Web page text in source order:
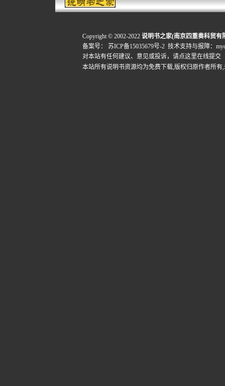
Copyright © 2002-2022 说明书之家(南京四重奏科贸有
备案号：
苏ICP备15035679号-2 技术支持与报障：
对本站有任何建议、意见或投诉， 请点这里在线提交
本站所有说明书资源均为免费下载,版权归原作者所